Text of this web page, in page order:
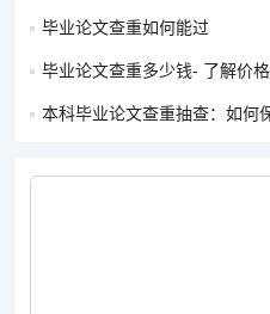
毕业论文查重如何能过
毕业论文查重多少钱- 了解价
本科毕业论文查重抽查：如何